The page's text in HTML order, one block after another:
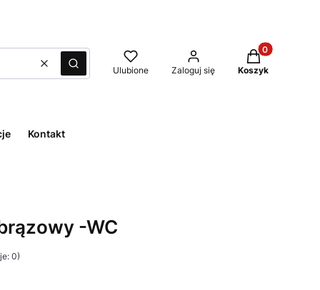
WyczyśćSzukaj Ulubione Zaloguj się
Produkty w
Koszyk
Kontakt
-WC
0)